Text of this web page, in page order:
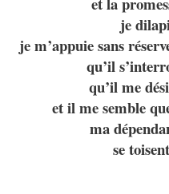
je
je m’appuie sans
qu’il
qu’il me
et il me semble
ma
se